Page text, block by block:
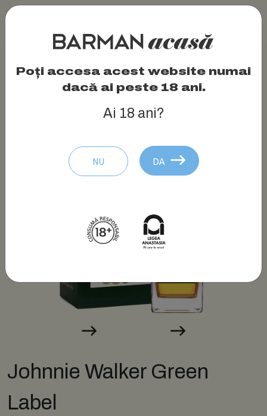
Poți accesa acest website numai
dacă ai peste 18 ani.
Ai 18 ani?
NU DA
Johnnie Walker Green
Label